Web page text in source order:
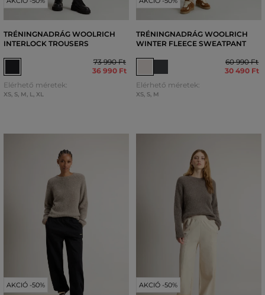
TRÉNINGNADRÁG WOOLRICH
INTERLOCK TROUSERS
73 990 Ft
36 990 Ft
Elérhető méretek:
XS, S, M, L, XL
TRÉNINGNADRÁG WOOLRICH
WINTER FLEECE SWEATPANT
60 990 Ft
30 490 Ft
Elérhető méretek:
XS, S, M
AKCIÓ -50% AKCIÓ -50%